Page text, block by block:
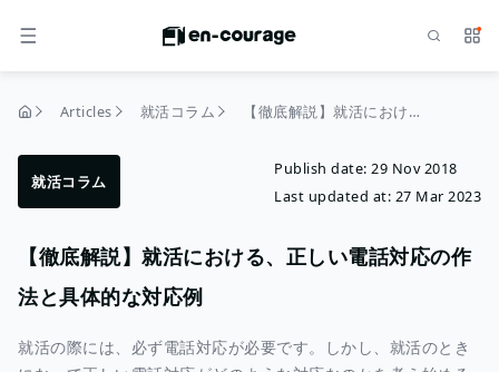
MENU Search
home Articles 就活コラム 【徹底解説】就活における、正しい電話対応の作法と具体的な対応例
就活コラム
Publish date: 29 Nov 2018
Last updated at: 27 Mar 2023
【徹底解説】就活における、正しい電話対応の作
法と具体的な対応例
就活の際には、必ず電話対応が必要です。しかし、就活のとき